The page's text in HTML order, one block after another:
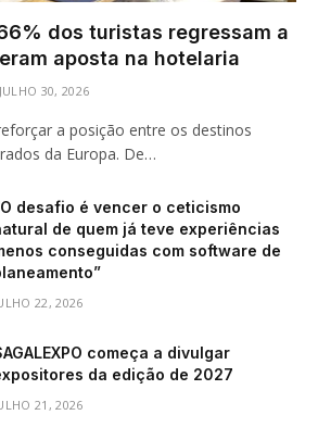
66% dos turistas regressam a
aposta na hotelaria
JULHO 30, 2026
a posição entre os destinos
da Europa. De…
desafio é vencer o ceticismo
de quem já teve experiências
conseguidas com software de
22, 2026
começa a divulgar
da edição de 2027
21, 2026